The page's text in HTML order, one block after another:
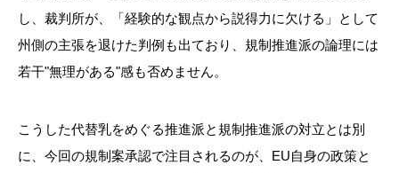
し、裁判所が、「経験的な観点から説得力に欠ける」として
州側の主張を退けた判例も出ており、規制推進派の論理には
若干"無理がある"感も否めません。
こうした代替乳をめぐる推進派と規制推進派の対立とは別
に、今回の規制案承認で注目されるのが、EU自身の政策と